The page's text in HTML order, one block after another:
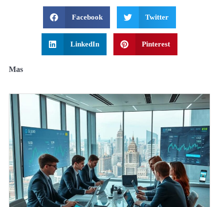
Facebook Twitter
LinkedIn Pinterest
Mas